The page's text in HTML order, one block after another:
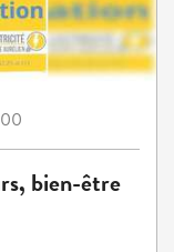
bien-être